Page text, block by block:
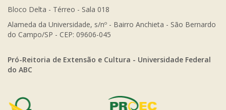
Bloco Delta - Térreo - Sala 018
Alameda da Universidade, s/nº - Bairro Anchieta - São Bernardo
do Campo/SP - CEP: 09606-045
Pró-Reitoria de Extensão e Cultura - Universidade Federal
do ABC